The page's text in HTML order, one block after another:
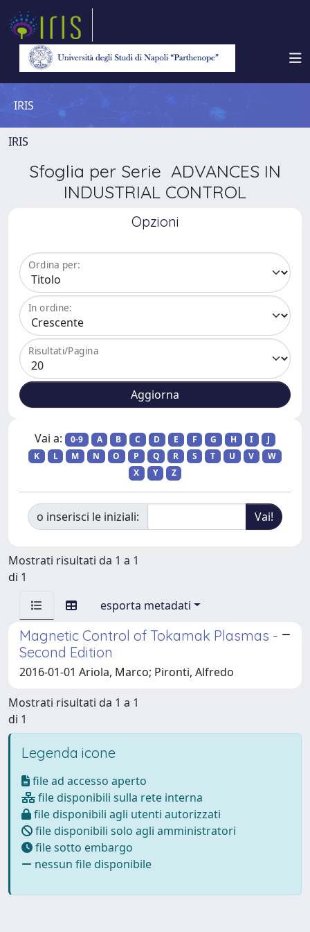
IRIS
IRIS
Sfoglia per Serie ADVANCES IN
INDUSTRIAL CONTROL
Opzioni
Ordina per:
In ordine:
Risultati/Pagina
Vai a: 0-9 A B C D E F G H I
J
K
L M N O P Q R S T U V
W
X
Y Z
o inserisci le iniziali:
Mostrati risultati da 1 a 1
di 1
esporta metadati
Magnetic Control of Tokamak Plasmas -
Second Edition
2016-01-01 Ariola, Marco; Pironti, Alfredo
Mostrati risultati da 1 a 1
di 1
Legenda icone
file ad accesso aperto
file disponibili sulla rete interna
file disponibili agli utenti autorizzati
file disponibili solo agli amministratori
file sotto embargo
nessun file disponibile